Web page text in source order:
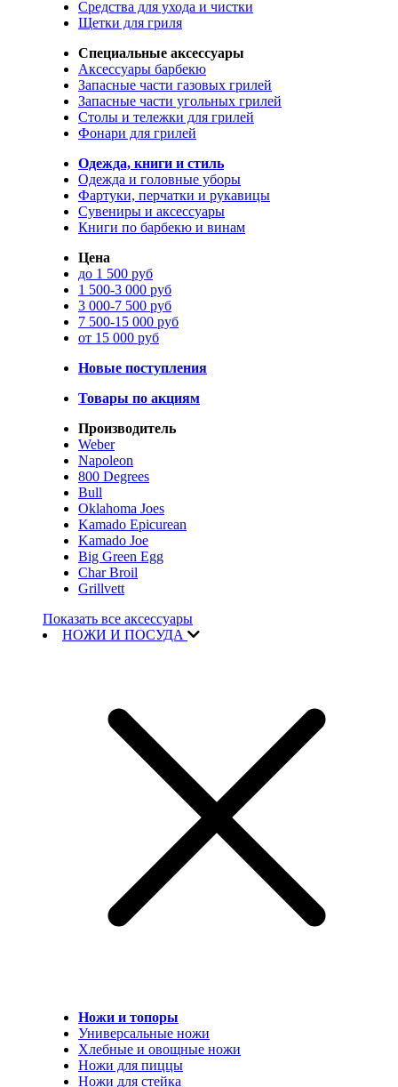
Средства для ухода и чистки
Щетки для гриля
Специальные аксессуары
Аксессуары барбекю
Запасные части газовых грилей
Запасные части угольных грилей
Столы и тележки для грилей
Фонари для грилей
Одежда, книги и стиль
Одежда и головные уборы
Фартуки, перчатки и рукавицы
Сувениры и аксессуары
Книги по барбекю и винам
Цена
до 1 500 руб
1 500-3 000 руб
3 000-7 500 руб
7 500-15 000 руб
от 15 000 руб
Новые поступления
Товары по акциям
Производитель
Weber
Napoleon
800 Degrees
Bull
Oklahoma Joes
Kamado Epicurean
Kamado Joe
Big Green Egg
Char Broil
Grillvett
Показать все аксессуары
НОЖИ И ПОСУДА
Ножи и топоры
Универсальные ножи
Хлебные и овощные ножи
Ножи для пиццы
Ножи для стейка